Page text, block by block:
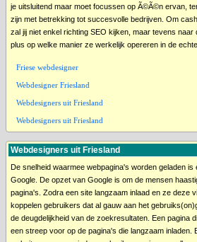
je uitsluitend maar moet focussen op Ã©Ã©n ervan,
zijn met betrekking tot succesvolle bedrijven. Om
zal jij niet enkel richting SEO kijken, maar tevens
Friese webdesigner
Webdesigner Friesland
Webdesigners uit Friesland
Webdesigners uit Friesland
Webdesigners uit Friesland
De snelheid waarmee webpagina's worden geladen is
Google. De opzet van Google is om de mensen
pagina's. Zodra een site langzaam inlaad en ze deze
koppelen gebruikers dat al gauw aan het
de deugdelijkheid van de zoekresultaten. Een pagina
een streep voor op de pagina's die langzaam inladen.